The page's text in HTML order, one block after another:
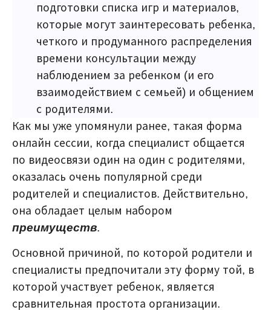
подготовки списка игр и материалов,
которые могут заинтересовать ребенка,
четкого и продуманного распределения
времени консультации между
наблюдением за ребенком (и его
взаимодействием с семьей) и общением
с родителями.
Как мы уже упомянули ранее, такая форма
онлайн сессии, когда специалист общается
по видеосвязи один на один с родителями,
оказалась очень популярной среди
родителей и специалистов. Действительно,
она обладает целым набором
преимуществ.
Основной причиной, по которой родители и
специалисты предпочитали эту форму той, в
которой участвует ребенок, является
сравнительная простота организации.